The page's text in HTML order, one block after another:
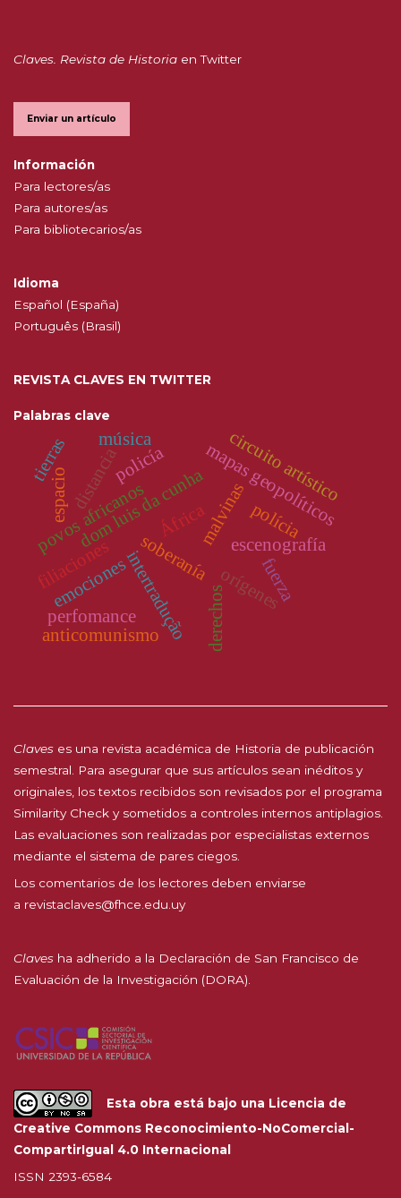
Claves. Revista de Historia en Twitter
Enviar un artículo
Información
Para lectores/as
Para autores/as
Para bibliotecarios/as
Idioma
Español (España)
Português (Brasil)
REVISTA CLAVES EN TWITTER
Palabras clave
dom luis da cunha
soberanía
orígenes
malvinas
intertradução
povos africanos mapas geopolíticos
África
fuerza
emociones
escenografía
perfomance
espaciodistancia
derechos
filiaciones
policía
música circuito artístico
anticomunismo
polícia
tierras
Claves es una revista académica de Historia de publicación
semestral. Para asegurar que sus artículos sean inéditos y
originales, los textos recibidos son revisados por el programa
Similarity Check y sometidos a controles internos antiplagios.
Las evaluaciones son realizadas por especialistas externos
mediante el sistema de pares ciegos.
Los comentarios de los lectores deben enviarse
a revistaclaves@fhce.edu.uy
Claves ha adherido a la Declaración de San Francisco de
Evaluación de la Investigación (DORA).
Esta obra está bajo una Licencia de
Creative Commons Reconocimiento-NoComercial-
CompartirIgual 4.0 Internacional
ISSN 2393-6584